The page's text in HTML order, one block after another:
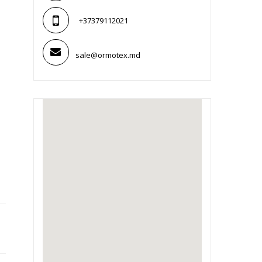
+37379112021
sale@ormotex.md